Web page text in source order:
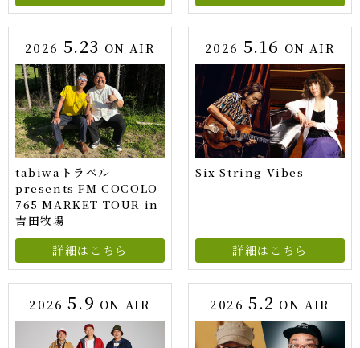
2026 5.23 ON AIR
tabiwaトラベル
presents FM COCOLO
765 MARKET TOUR in
吉田牧場
詳細はこちら
2026 5.16 ON AIR
Six String Vibes
詳細はこちら
20265.9 ON AIR 2026 5.2 ON AIR